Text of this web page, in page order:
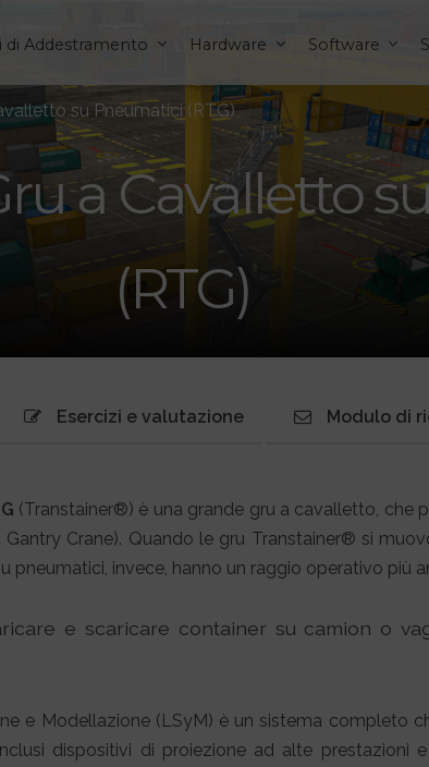
di Addestramento Hardware Software
su Pneumatici (RTG)
a Cavalletto
(RTG)
Esercizi e valutazione Modulo di
(Transtainer®) è una grande gru a cavalletto, che
Crane). Quando le gru Transtainer® si
pneumatici, invece, hanno un raggio operativo più
e scaricare container su camion o
e Modellazione (LSyM) è un sistema completo
dispositivi di proiezione ad alte prestazioni